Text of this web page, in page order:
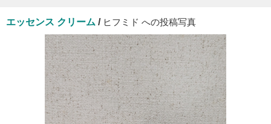
エッセンス クリーム / ヒフミド への投稿写真